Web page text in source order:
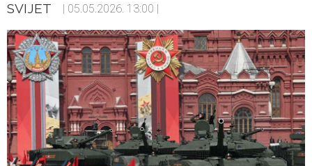
SVIJET | 05.05.2026. 13:00 |